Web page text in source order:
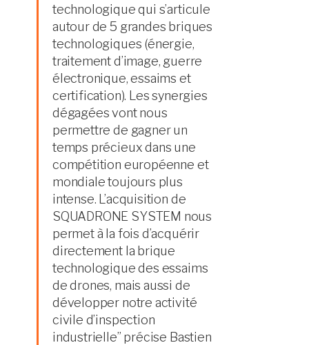
technologique qui s’articule
autour de 5 grandes briques
technologiques (énergie,
traitement d’image, guerre
électronique, essaims et
certification). Les synergies
dégagées vont nous
permettre de gagner un
temps précieux dans une
compétition européenne et
mondiale toujours plus
intense. L’acquisition de
SQUADRONE SYSTEM nous
permet à la fois d’acquérir
directement la brique
technologique des essaims
de drones, mais aussi de
développer notre activité
civile d’inspection
industrielle” précise Bastien